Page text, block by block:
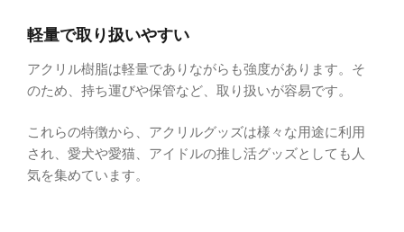
軽量で取り扱いやすい
アクリル樹脂は軽量でありながらも強度があります。そ
のため、持ち運びや保管など、取り扱いが容易です。
これらの特徴から、アクリルグッズは様々な用途に利用
され、愛犬や愛猫、アイドルの推し活グッズとしても人
気を集めています。